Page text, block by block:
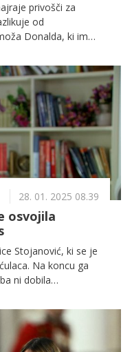
privošči za
od
Donalda, ki ima
28. 01. 2025 08.39
osvojila
Stojanović, ki se je
Na koncu ga
ni dobila